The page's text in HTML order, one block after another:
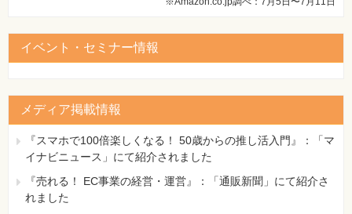
イベント・セミナー情報
メディア掲載情報
『スマホで100倍楽しくなる！ 50歳からの推し活入門』：「マ
イナビニュース」にて紹介されました
『売れる！ EC事業の経営・運営』：「通販新聞」にて紹介さ
れました